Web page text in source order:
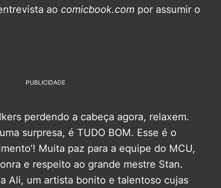
ao comicbook.com por assumir o
PUBLICIDADE
perdendo a cabeça agora, relaxem.
surpresa, é TUDO BOM. Esse é o
Muita paz para a equipe do MCU,
e respeito ao grande mestre Stan.
Ali, um artista bonito e talentoso cujas